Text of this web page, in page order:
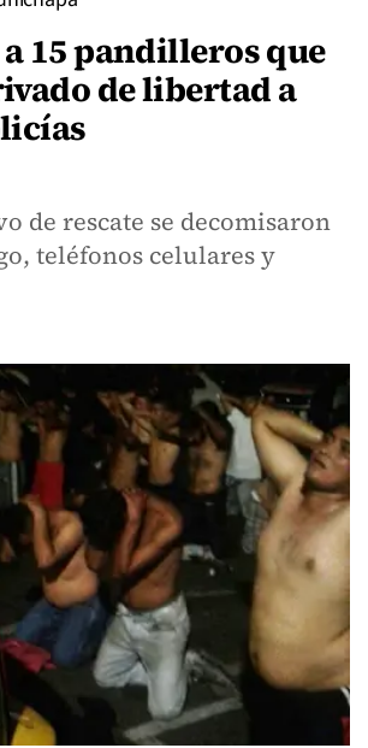
15 pandilleros que
de libertad a
de rescate se decomisaron
teléfonos celulares y